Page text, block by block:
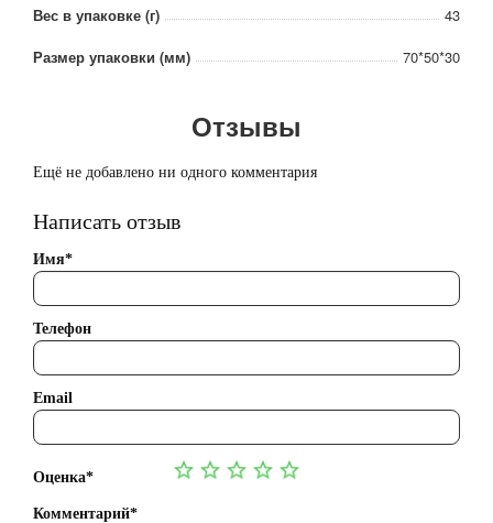
Вес в упаковке (г)
43
Размер упаковки (мм)
70*50*30
Отзывы
Ещё не добавлено ни одного комментария
Написать отзыв
Имя*
Телефон
Email
Оценка*
Комментарий*